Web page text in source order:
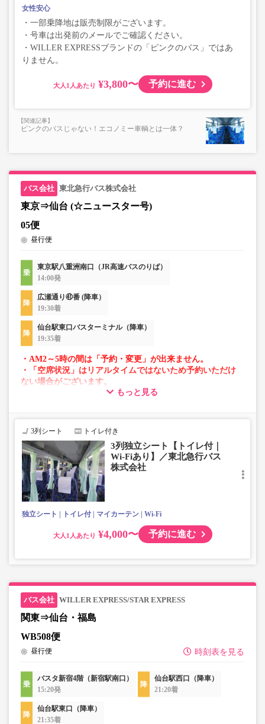
女性安心
・一部乗降地は販売制限がございます。
・号車は出発前のメールでご確認ください。
・WILLER EXPRESSブランドの「ピンクのバス」ではあ
りません。
大人 ¥3,800〜 予約に進む
ピンクのバスじゃない！エコノミー車輌とは一体？
東北急行バス株式会社
東京⇒仙台 (☆ニュースター号)
05便
昼行便
東京駅八重洲南口（JR高速バスのりば）
14:00発
広瀬通り㊶番 (降車）
19:30着
仙台駅東口バスターミナル（降車）
19:35着
・AM2～5時の間は「予約・変更」が出来ません。
・「空席状況」はリアルタイムではないため予約いただけ
ない場合がございます。
・車両は予告なく変更となる場合がございます。これに伴
で、あらかじめご了承ください。
もっと見る
3列シート トイレ付き
3列独立シート【トイレ付｜
Wi-Fiあり】／東北急行バス
株式会社
独立シート トイレ付 マイカーテン Wi-Fi
大人 ¥4,000〜 予約に進む
WILLER EXPRESS/STAR EXPRESS
関東⇒仙台・福島
WB508便
時刻表を見る
昼行便
バスタ新宿4階（新宿駅南口）
15:20発
仙台駅西口（降車）
21:20着
仙台駅東口（降車）
21:35着